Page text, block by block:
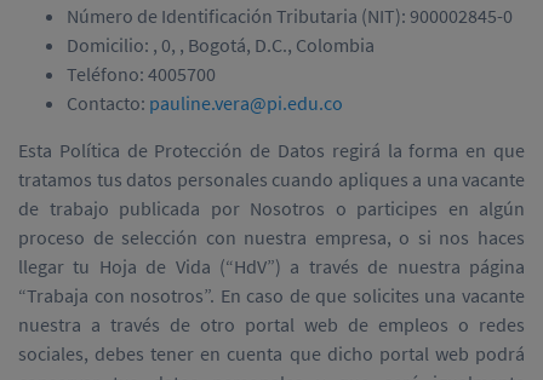
Número de Identificación Tributaria (NIT): 900002845-0
Domicilio: , 0, , Bogotá, D.C., Colombia
Teléfono: 4005700
Contacto: pauline.vera@pi.edu.co
Esta Política de Protección de Datos regirá la forma en que
tratamos tus datos personales cuando apliques a una vacante
de trabajo publicada por Nosotros o participes en algún
proceso de selección con nuestra empresa, o si nos haces
llegar tu Hoja de Vida (“HdV”) a través de nuestra página
“Trabaja con nosotros”. En caso de que solicites una vacante
nuestra a través de otro portal web de empleos o redes
sociales, debes tener en cuenta que dicho portal web podrá